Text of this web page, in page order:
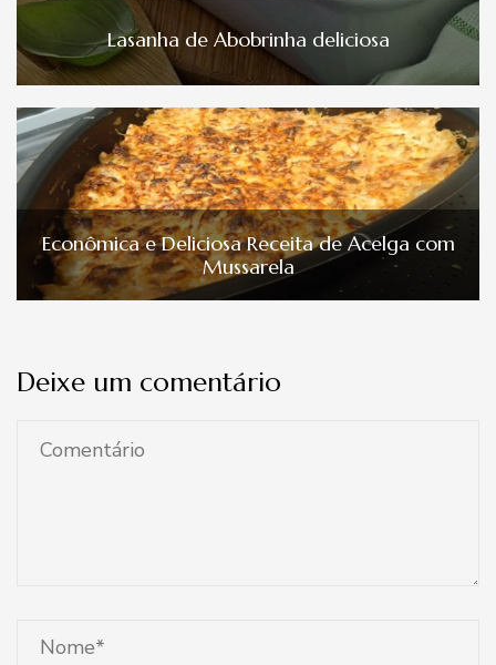
Lasanha de Abobrinha deliciosa
Econômica e Deliciosa Receita de Acelga com
Mussarela
Deixe um comentário